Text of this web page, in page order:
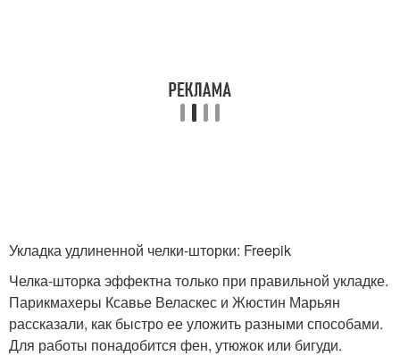
Укладка удлиненной челки-шторки: Freepik
Челка-шторка эффектна только при правильной укладке.
Парикмахеры Ксавье Веласкес и Жюстин Марьян
рассказали, как быстро ее уложить разными способами.
Для работы понадобится фен, утюжок или бигуди.